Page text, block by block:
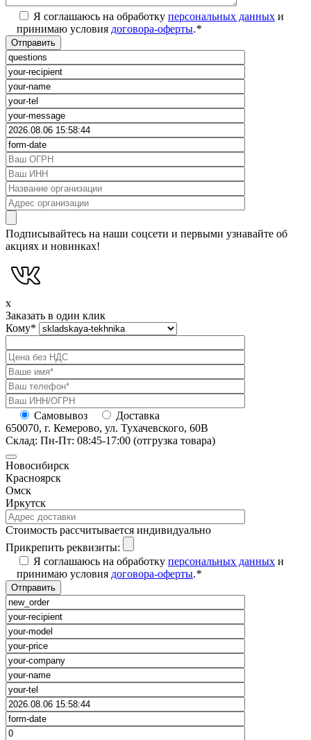
Я соглашаюсь на обработку персональных данных и
принимаю условия договора-оферты.*
Подписывайтесь на наши соцсети и первыми узнавайте об
акциях и новинках!
x
Заказать в один клик
Кому*
Самовывоз
Доставка
650070, г. Кемерово, ул. Тухачевского, 60В
Склад: Пн-Пт: 08:45-17:00 (отгрузка товара)
Новосибирск
Красноярск
Омск
Иркутск
Cтоимость рассчитывается индивидуально
Прикрепить реквизиты:
Я соглашаюсь на обработку персональных данных и
принимаю условия договора-оферты.*